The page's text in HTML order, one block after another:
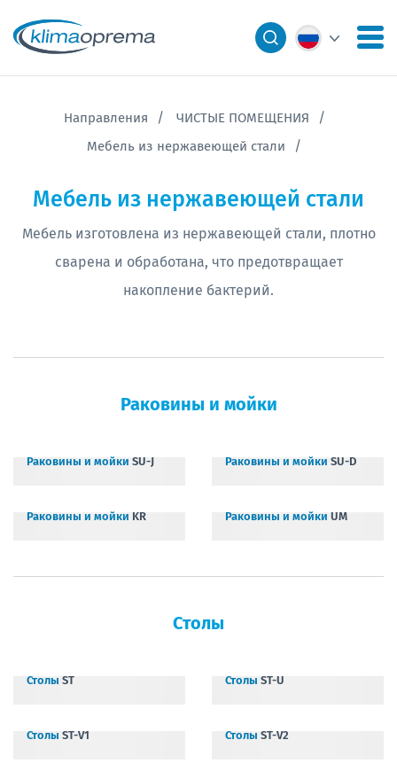
Направления
ЧИСТЫЕ ПОМЕЩЕНИЯ
Мебель из нержавеющей стали
Мебель из нержавеющей стали
Мебель изготовлена из нержавеющей стали, плотно
сварена и обработана, что предотвращает
накопление бактерий.
Раковины и мойки
Раковины и мойки SU-J Раковины и мойки SU-D
Раковины и мойки KR Раковины и мойки UM
Столы
Столы ST Столы ST-U
Столы ST-V1 Столы ST-V2